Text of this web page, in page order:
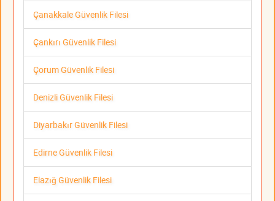
Çanakkale Güvenlik Filesi
Çankırı Güvenlik Filesi
Çorum Güvenlik Filesi
Denizli Güvenlik Filesi
Diyarbakır Güvenlik Filesi
Edirne Güvenlik Filesi
Elazığ Güvenlik Filesi